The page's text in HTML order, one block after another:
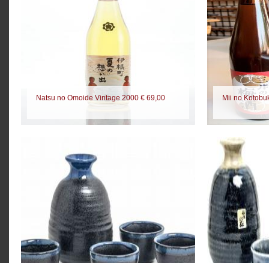
Natsu no Omoide Vintage 2000 € 69,00 Mii no